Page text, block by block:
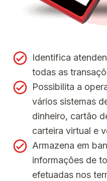
Identifica
todas as
Possibilita a
vários sistemas
dinheiro, cartão
carteira virtual e
Armazena em
informações de
efetuadas nos